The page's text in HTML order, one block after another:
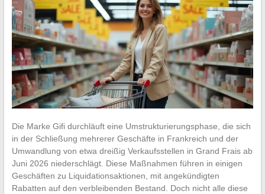
Die Marke Gifi durchläuft eine Umstrukturierungsphase, die sich
in der Schließung mehrerer Geschäfte in Frankreich und der
Umwandlung von etwa dreißig Verkaufsstellen in Grand Frais ab
Juni 2026 niederschlägt. Diese Maßnahmen führen in einigen
Geschäften zu Liquidationsaktionen, mit angekündigten
Rabatten auf den verbleibenden Bestand. Doch nicht alle diese